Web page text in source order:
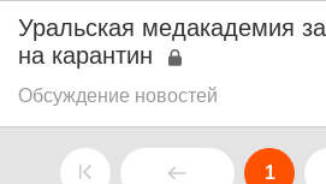
Уральская медакадемия
на карантин
Обсуждение новостей
1